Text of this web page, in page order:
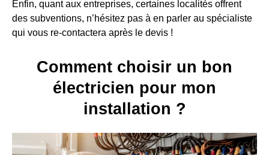
Enfin, quant aux entreprises, certaines localités offrent
des subventions, n’hésitez pas à en parler au spécialiste
qui vous re-contactera après le devis !
Comment choisir un bon
électricien pour mon
installation ?